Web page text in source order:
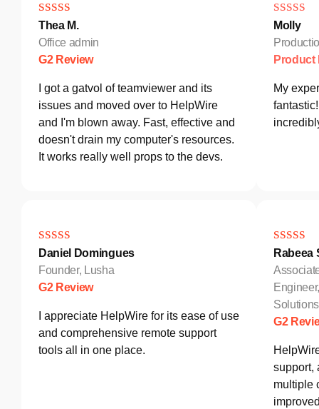
Thea M.
Office admin
G2 Review
I got a gatvol of teamviewer and its
issues and moved over to HelpWire
and I'm blown away. Fast, effective and
doesn't drain my computer's resources.
It works really well props to the devs.
Molly
Product
My
Daniel Domingues
Founder, Lusha
G2 Review
I appreciate HelpWire for its ease of use
and comprehensive remote support
tools all in one place.
Rabeea
G2
support,
multiple